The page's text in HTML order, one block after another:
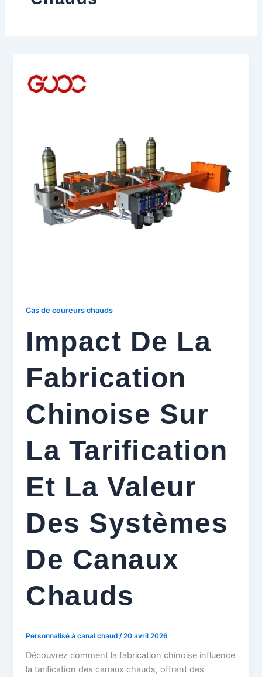
Cas de coureurs chauds
Impact De La
Fabrication
Chinoise Sur
La Tarification
Et La Valeur
Des Systèmes
De Canaux
Chauds
Personnalisé à canal chaud/20 avril 2026
Découvrez comment la fabrication chinoise influence
la tarification des canaux chauds, offrant des